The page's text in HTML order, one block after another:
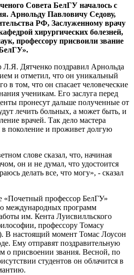
Совета БелГУ началось с
Арнольду Павловичу Седову,
РФ, Заслуженному врачу
хирургических болезней,
профессору присвоили звание
Л.Я. Дятченко поздравил Арнольда
и отметил, что он уникальный
в том, что он спасает человеческие
ученикам. Его заслуга перед
пронесут дальше полученные от
лечить больных, а может быть, и
врачей. Так дело мастера
в поколение и проживет долгую
слове сказал, что, начиная
он и не думал, что удостоится
делать все, что могу», - сказал
«Почетный профессор БелГУ»
международных программ
им. Кента Луисвилльского
профессору Томасу
настоящий момент Томас Лоусон
Ему отправят поздравительную
о присвоении звания. Весной, по
студентов он облачится в